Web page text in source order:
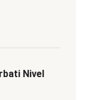
Nivel